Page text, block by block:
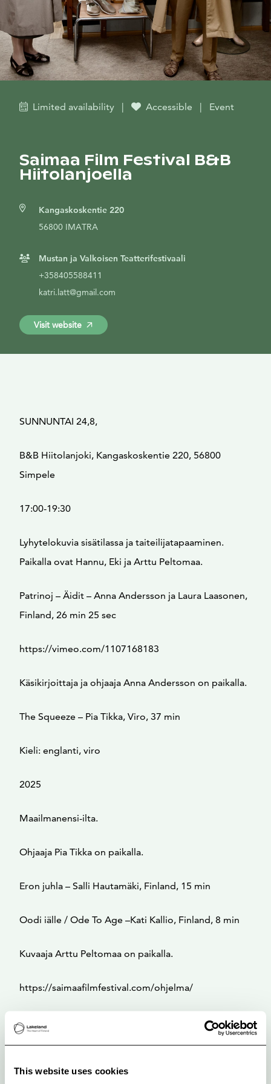
This website uses cookies
Limited availability | Accessible | Event
Saimaa Film Festival B&B
Hiitolanjoella
Kangaskoskentie 220
56800 IMATRA
Mustan ja Valkoisen Teatterifestivaali
+358405588411
katri.latt@gmail.com
Visit website
SUNNUNTAI 24,8,
B&B Hiitolanjoki, Kangaskoskentie 220, 56800
Simpele
17:00-19:30
Lyhytelokuvia sisätilassa ja taiteilijatapaaminen.
Paikalla ovat Hannu, Eki ja Arttu Peltomaa.
Patrinoj – Äidit – Anna Andersson ja Laura Laasonen,
Finland, 26 min 25 sec
https://vimeo.com/1107168183
Käsikirjoittaja ja ohjaaja Anna Andersson on paikalla.
The Squeeze – Pia Tikka, Viro, 37 min
Kieli: englanti, viro
2025
Maailmanensi-ilta.
Ohjaaja Pia Tikka on paikalla.
Eron juhla – Salli Hautamäki, Finland, 15 min
Oodi iälle / Ode To Age –Kati Kallio, Finland, 8 min
Kuvaaja Arttu Peltomaa on paikalla.
https://saimaafilmfestival.com/ohjelma/